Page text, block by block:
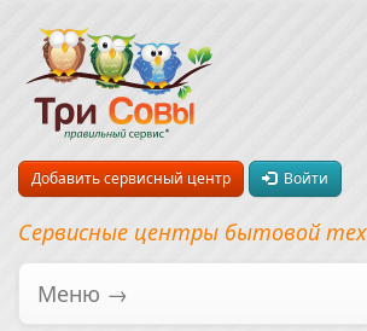
Добавить сервисный центр Войти
Сервисные центры бытовой
Меню →